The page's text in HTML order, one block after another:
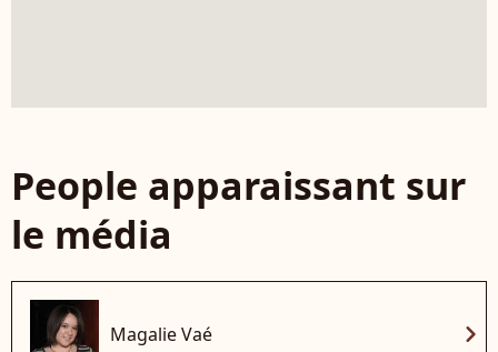
People apparaissant sur
le média
Magalie Vaé chevron_right